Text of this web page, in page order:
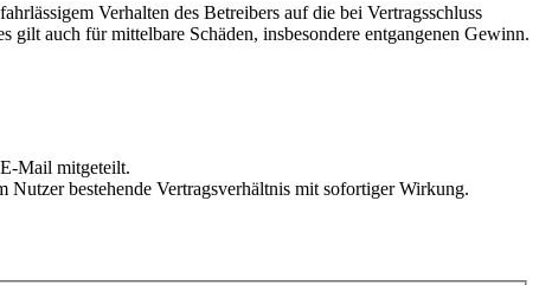
Verhalten des Betreibers auf die bei Vertragsschluss
auch für mittelbare Schäden, insbesondere entgangenen Gewinn.
Mail mitgeteilt.
bestehende Vertragsverhältnis mit sofortiger Wirkung.